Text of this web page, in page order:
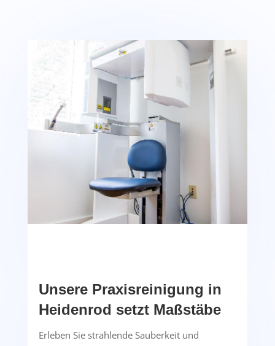
Unsere Praxisreinigung in
Heidenrod setzt Maßstäbe
Erleben Sie strahlende Sauberkeit und